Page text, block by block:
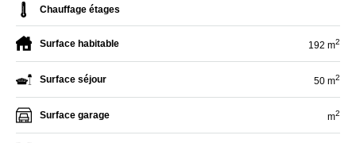
Chauffage étages
Surface habitable 192 m2
Surface séjour 50 m2
Surface garage m2